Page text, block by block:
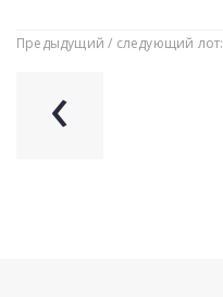
Предыдущий / следующий лот:
‹